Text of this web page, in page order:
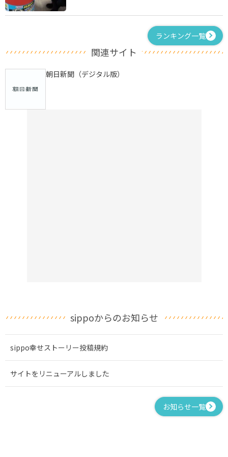
ランキング一覧
関連サイト
朝日新聞（デジタル版）
sippoからのお知らせ
sippo幸せストーリー投稿規約
サイトをリニューアルしました
お知らせ一覧